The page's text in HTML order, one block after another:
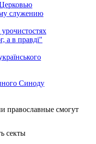
служению
а в правді"
Синоду
православные смогут
секты